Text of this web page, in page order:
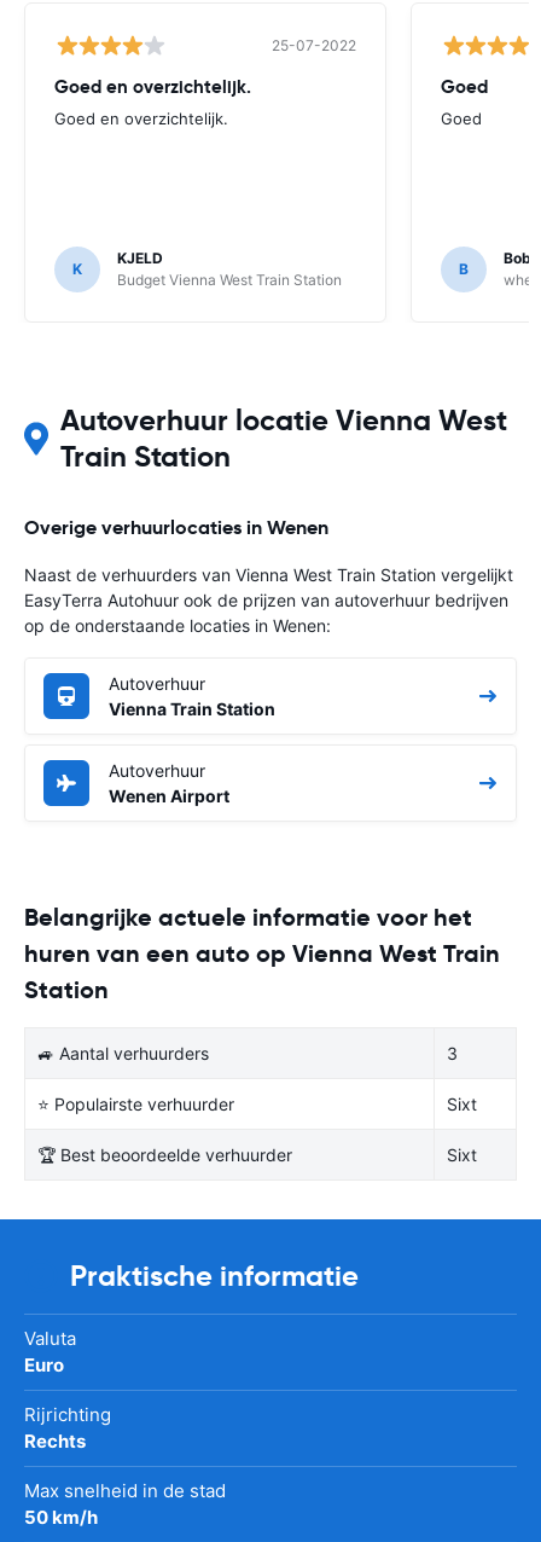
25-07-2022
Goed en overzichtelijk.
Goed en overzichtelijk.
K
KJELD
Budget Vienna West Train Station
Goed
Goed
B
Bob
Autoverhuur locatie Vienna West
Train Station
Overige verhuurlocaties in Wenen
Naast de verhuurders van Vienna West Train Station vergelijkt
EasyTerra Autohuur ook de prijzen van autoverhuur bedrijven
op de onderstaande locaties in Wenen:
Autoverhuur
Vienna Train Station
Autoverhuur
Wenen Airport
Belangrijke actuele informatie voor het
huren van een auto op Vienna West Train
Station
🚙 Aantal verhuurders 3
⭐ Populairste verhuurder Sixt
🏆 Best beoordeelde verhuurder Sixt
Praktische informatie
Valuta
Euro
Rijrichting
Rechts
Max snelheid in de stad
50 km/h